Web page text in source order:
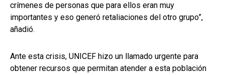
crímenes de personas que para ellos eran muy
importantes y eso generó retaliaciones del otro grupo”,
añadió.
Ante esta crisis, UNICEF hizo un llamado urgente para
obtener recursos que permitan atender a esta población